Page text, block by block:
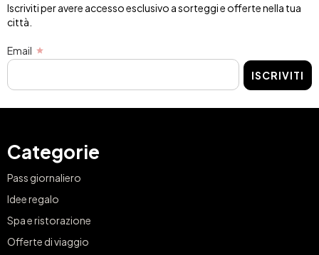
Iscriviti per avere accesso esclusivo a sorteggi e offerte nella tua
città.
Email
ISCRIVITI
Categorie
Pass giornaliero
Idee regalo
Spa e ristorazione
Offerte di viaggio